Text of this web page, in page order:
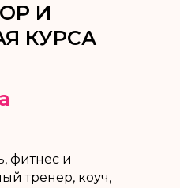
И
КУРСА
фитнес и
тренер, коуч,